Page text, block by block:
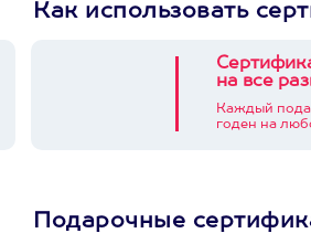
Как использовать
на все
Каждый
годен на
Подарочные